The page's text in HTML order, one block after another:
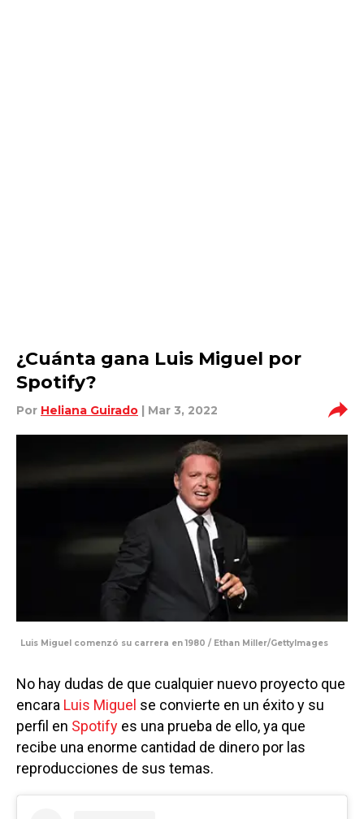
¿Cuánta gana Luis Miguel por
Spotify?
Por Heliana Guirado | Mar 3, 2022
Luis Miguel comenzó su carrera en 1980 / Ethan Miller/GettyImages
No hay dudas de que cualquier nuevo proyecto que
encara Luis Miguel se convierte en un éxito y su
perfil en Spotify es una prueba de ello, ya que
recibe una enorme cantidad de dinero por las
reproducciones de sus temas.